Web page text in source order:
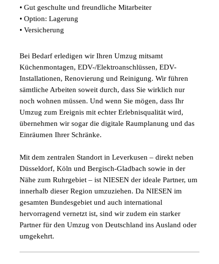
• Gut geschulte und freundliche Mitarbeiter
• Option: Lagerung
• Versicherung
Bei Bedarf erledigen wir Ihren Umzug mitsamt
Küchenmontagen, EDV-/Elektroanschlüssen, EDV-
Installationen, Renovierung und Reinigung. Wir führen
sämtliche Arbeiten soweit durch, dass Sie wirklich nur
noch wohnen müssen. Und wenn Sie mögen, dass Ihr
Umzug zum Ereignis mit echter Erlebnisqualität wird,
übernehmen wir sogar die digitale Raumplanung und das
Einräumen Ihrer Schränke.
Mit dem zentralen Standort in Leverkusen – direkt neben
Düsseldorf, Köln und Bergisch-Gladbach sowie in der
Nähe zum Ruhrgebiet – ist NIESEN der ideale Partner, um
innerhalb dieser Region umzuziehen. Da NIESEN im
gesamten Bundesgebiet und auch international
hervorragend vernetzt ist, sind wir zudem ein starker
Partner für den Umzug von Deutschland ins Ausland oder
umgekehrt.